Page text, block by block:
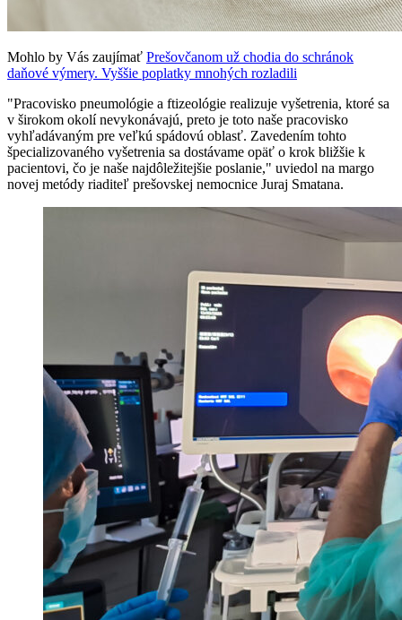
Mohlo by Vás zaujímať Prešovčanom už chodia do schránok
daňové výmery. Vyššie poplatky mnohých rozladili
"Pracovisko pneumológie a ftizeológie realizuje vyšetrenia, ktoré sa
v širokom okolí nevykonávajú, preto je toto naše pracovisko
vyhľadávaným pre veľkú spádovú oblasť. Zavedením tohto
špecializovaného vyšetrenia sa dostávame opäť o krok bližšie k
pacientovi, čo je naše najdôležitejšie poslanie," uviedol na margo
novej metódy riaditeľ prešovskej nemocnice Juraj Smatana.